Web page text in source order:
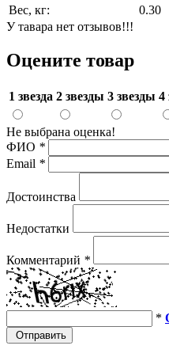
Вес, кг:
0.30
У тавара нет отзывов!!!
Оцените товар
1 звезда 2 звезды 3 звезды 4
Не выбрана оценка!
ФИО *
Email *
Достоинства
Недостатки
Комментарий *
*
Отправить